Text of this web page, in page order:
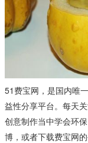
51费宝网，是国内唯
益性分享平台。每天
创意制作当中学会环
博，或者下载费宝网